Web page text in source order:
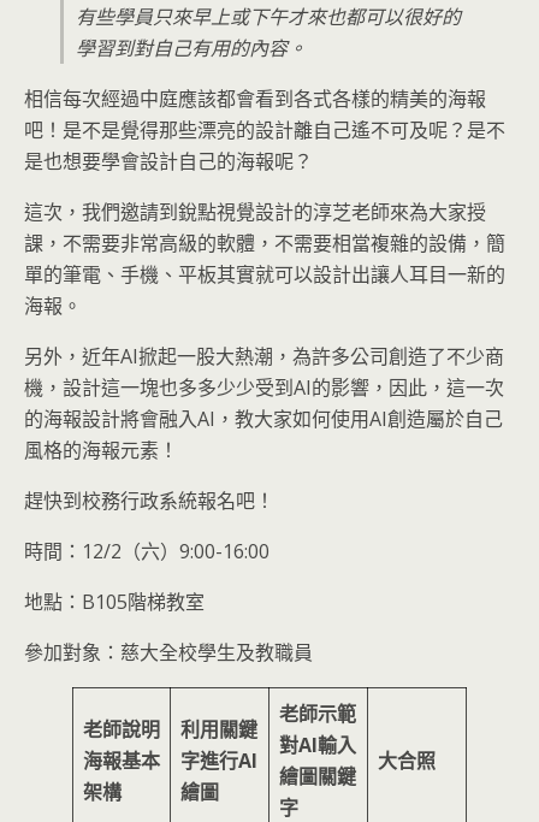
有些學員只來早上或下午才來也都可以很好的
學習到對自己有用的內容。
相信每次經過中庭應該都會看到各式各樣的精美的海報
吧！是不是覺得那些漂亮的設計離自己遙不可及呢？是不
是也想要學會設計自己的海報呢？
這次，我們邀請到銳點視覺設計的淳芝老師來為大家授
課，不需要非常高級的軟體，不需要相當複雜的設備，簡
單的筆電、手機、平板其實就可以設計出讓人耳目一新的
海報。
另外，近年AI掀起一股大熱潮，為許多公司創造了不少商
機，設計這一塊也多多少少受到AI的影響，因此，這一次
的海報設計將會融入AI，教大家如何使用AI創造屬於自己
風格的海報元素！
趕快到校務行政系統報名吧！
時間：12/2（六）9:00-16:00
地點：B105階梯教室
參加對象：慈大全校學生及教職員
老師說明
海報基本
架構
利用關鍵
字進行AI
繪圖
老師示範
對AI輸入
繪圖關鍵
字
大合照